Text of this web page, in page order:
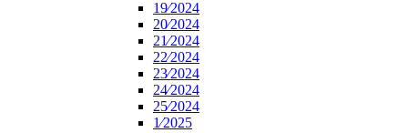
19⁄2024
20⁄2024
21⁄2024
22⁄2024
23⁄2024
24⁄2024
25⁄2024
1⁄2025